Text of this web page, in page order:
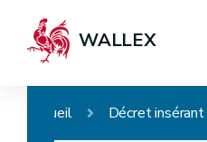
WALLEX
Accueil